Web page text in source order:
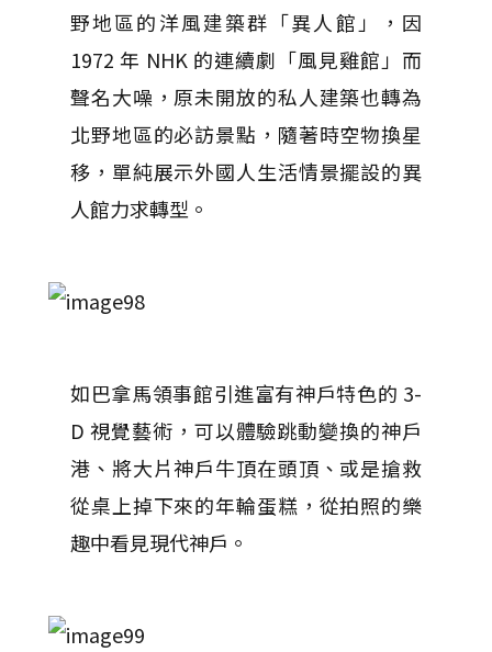
野地區的洋風建築群「異人館」，因
1972 年 NHK 的連續劇「風見雞館」而
聲名大噪，原未開放的私人建築也轉為
北野地區的必訪景點，隨著時空物換星
移，單純展示外國人生活情景擺設的異
人館力求轉型。
如巴拿馬領事館引進富有神戶特色的 3-
D 視覺藝術，可以體驗跳動變換的神戶
港、將大片神戶牛頂在頭頂、或是搶救
從桌上掉下來的年輪蛋糕，從拍照的樂
趣中看見現代神戶。